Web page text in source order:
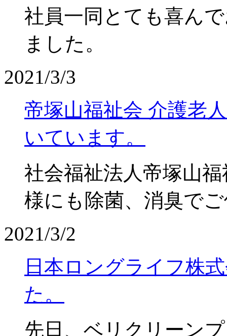
社員一同とても喜ん
ました。
2021/3/3
帝塚山福祉会 介護老
いています。
社会福祉法人帝塚山
様にも除菌、消臭で
2021/3/2
日本ロングライフ株
た。
先日、ベリクリーン